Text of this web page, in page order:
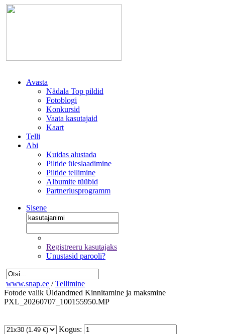
Avasta
Nädala Top pildid
Fotoblogi
Konkursid
Vaata kasutajaid
Kaart
Telli
Abi
Kuidas alustada
Piltide üleslaadimine
Piltide tellimine
Albumite tüübid
Partnerlusprogramm
Sisene
Registreeru kasutajaks
Unustasid parooli?
www.snap.ee / Tellimine
Fotode valik Üldandmed Kinnitamine ja maksmine
PXL_20260707_100155950.MP
Kogus: